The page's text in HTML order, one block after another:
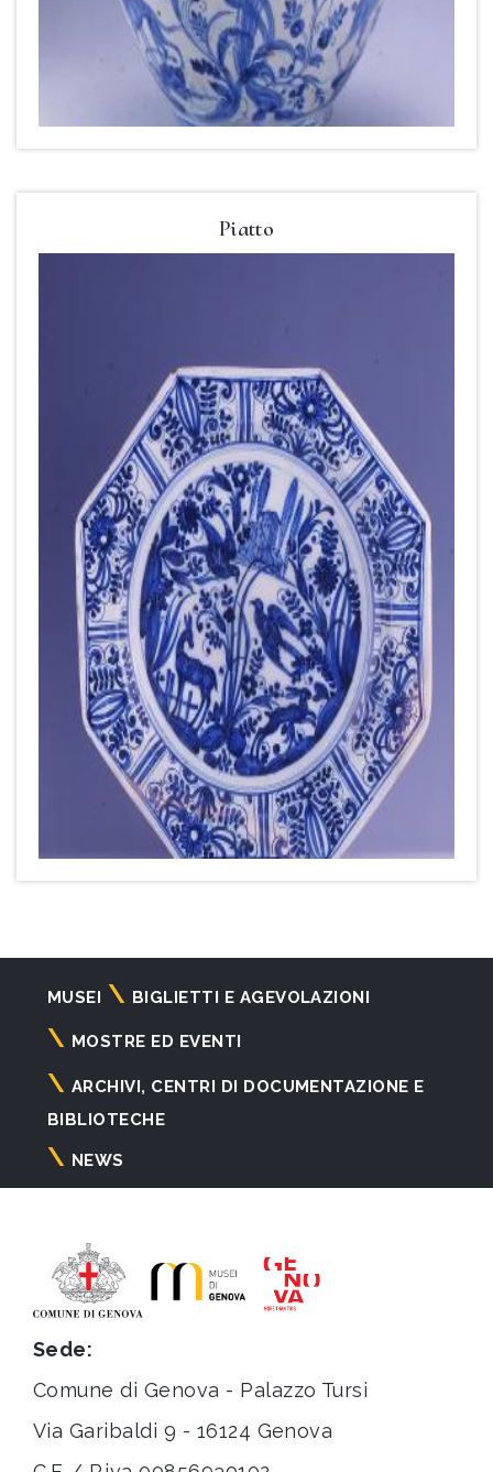
Piatto
Navigazione
principale
MUSEI BIGLIETTI E AGEVOLAZIONI
MOSTRE ED EVENTI
ARCHIVI, CENTRI DI DOCUMENTAZIONE E
BIBLIOTECHE
NEWS
Sede:
Comune di Genova - Palazzo Tursi
Via Garibaldi 9 - 16124 Genova